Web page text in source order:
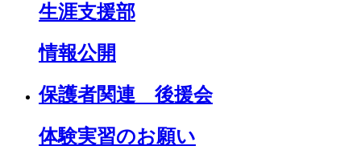
生涯支援部
情報公開
保護者関連 後援会
体験実習のお願い